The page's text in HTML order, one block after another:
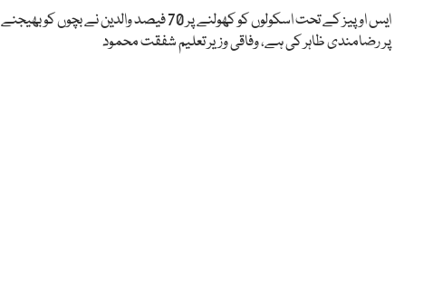
ایس او پیز کے تحت اسکولوں کو کھولنے پر 70 فیصد والدین نے بچوں کو بھیجنے
پر رضامندی ظاہر کی ہے، وفاقی وزیر تعلیم شفقت محمود